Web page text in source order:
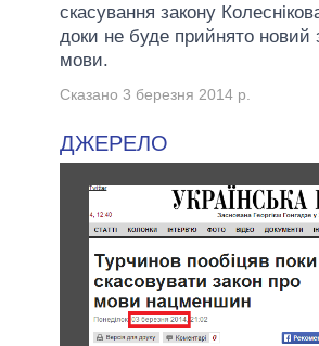
скасування закону
доки не буде прийнято новий
мови.
Сказано 3 березня 2014 р.
ДЖЕРЕЛО